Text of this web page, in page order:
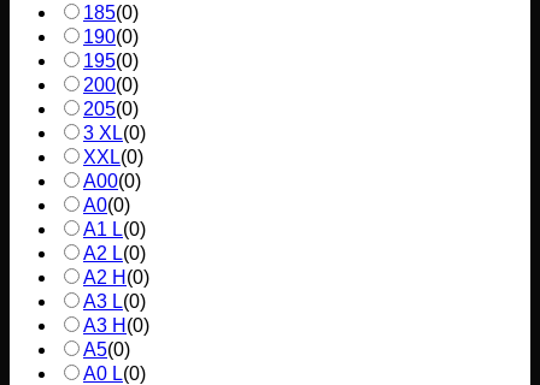
185(0)
190(0)
195(0)
200(0)
205(0)
3 XL(0)
XXL(0)
A00(0)
A0(0)
A1 L(0)
A2 L(0)
A2 H (0)
A3 L(0)
A3 H (0)
A5(0)
A0 L(0)